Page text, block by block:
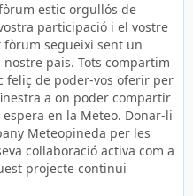
estic orgullós de
participació i el vostre
segueixi sent un
pais. Tots compartim
feliç de poder-vos oferir per
a on poder compartir
en la Meteo. Donar-li
Meteopineda per les
col·laboració activa com a
projecte continui